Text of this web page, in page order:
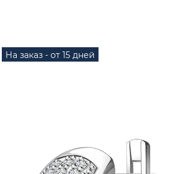
На заказ - от 15 дней